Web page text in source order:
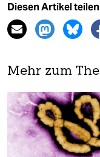
Diesen Artikel teilen
Mehr zum